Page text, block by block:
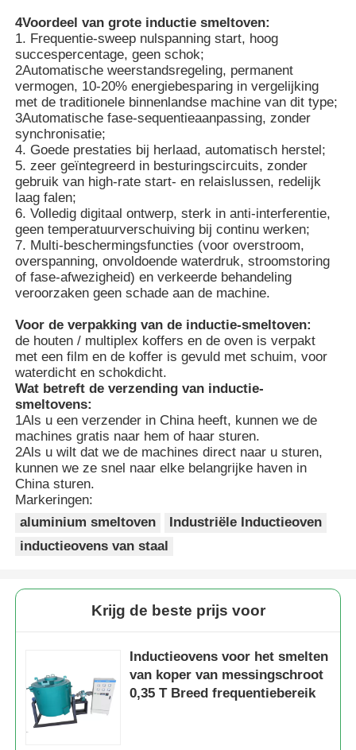
Vacuümsinteroven
glas aanmakende oven
Plasmaboogoven
de oven van de autobodem
Oven op hoge temperatuur
Industriële warmwaterketel
Gasverwarming
biomassastoomketel
Industriële laboratoriumoven
Vacuüm Droogoven
CCM gietmachine
4Voordeel van grote inductie smeltoven:
1. Frequentie-sweep nulspanning start, hoog
succespercentage, geen schok;
2Automatische weerstandsregeling, permanent
vermogen, 10-20% energiebesparing in vergelijking
met de traditionele binnenlandse machine van dit type;
3Automatische fase-sequentieaanpassing, zonder
synchronisatie;
4. Goede prestaties bij herlaad, automatisch herstel;
5. zeer geïntegreerd in besturingscircuits, zonder
gebruik van high-rate start- en relaislussen, redelijk
laag falen;
6. Volledig digitaal ontwerp, sterk in anti-interferentie,
geen temperatuurverschuiving bij continu werken;
7. Multi-beschermingsfuncties (voor overstroom,
overspanning, onvoldoende waterdruk, stroomstoring
of fase-afwezigheid) en verkeerde behandeling
veroorzaken geen schade aan de machine.
Voor de verpakking van de inductie-smeltoven:
de houten / multiplex koffers en de oven is verpakt
met een film en de koffer is gevuld met schuim, voor
waterdicht en schokdicht.
Wat betreft de verzending van inductie-
smeltovens:
1Als u een verzender in China heeft, kunnen we de
machines gratis naar hem of haar sturen.
2Als u wilt dat we de machines direct naar u sturen,
kunnen we ze snel naar elke belangrijke haven in
China sturen.
Markeringen:
aluminium smeltoven
Industriële Inductieoven
inductieovens van staal
Krijg de beste prijs voor
Inductieovens voor het smelten
van koper van messingschroot
0,35 T Breed frequentiebereik